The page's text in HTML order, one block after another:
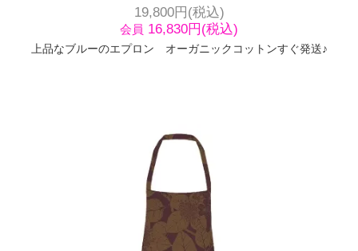
19,800円(税込)
会員 16,830円(税込)
上品なブルーのエプロン オーガニックコットンすぐ発送♪